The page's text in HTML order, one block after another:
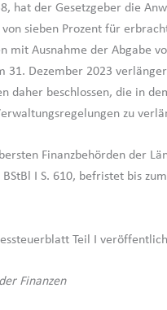
hat der Gesetzgeber die
sieben Prozent für
mit Ausnahme der Abgabe
31. Dezember 2023
daher beschlossen, die in
zu
Finanzbehörden der
I S. 610, befristet bis
Teil I
Finanzen